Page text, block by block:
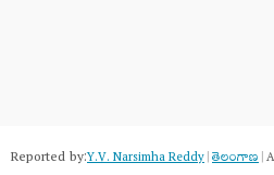
Reported by:Y.V. Narsimha Reddy|తెలంగాణ‌|